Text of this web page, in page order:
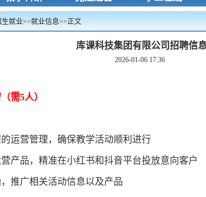
生就业>>就业信息>>正文
库课科技集团有限公司招聘信
2026-01-06 17:36
需5人）
运营管理，确保教学活动顺利进行
产品，精准在小红书和抖音平台投放意向客户
推广相关活动信息以及产品